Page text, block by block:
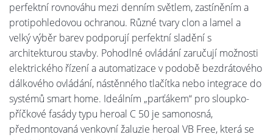
perfektní rovnováhu mezi denním světlem, zastíněním a
protipohledovou ochranou. Různé tvary clon a lamel a
velký výběr barev podporují perfektní sladění s
architekturou stavby. Pohodlné ovládání zaručují možnosti
elektrického řízení a automatizace v podobě bezdrátového
dálkového ovládání, nástěnného tlačítka nebo integrace do
systémů smart home. Ideálním „parťákem“ pro sloupko-
příčkové fasády typu heroal C 50 je samonosná,
předmontovaná venkovní žaluzie heroal VB Free, která se